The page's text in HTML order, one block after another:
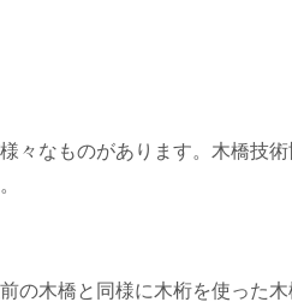
なものがあります。木橋技
の木橋と同様に木桁を使った木